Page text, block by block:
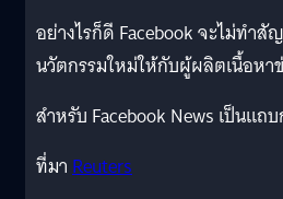
อย่างไรก็ดี Facebook จะไม่ทำ
นวัตกรรมใหม่ให้กับผู้ผลิตเนื้อหา
สำหรับ Facebook News เป็นแถ
ที่มาReuters